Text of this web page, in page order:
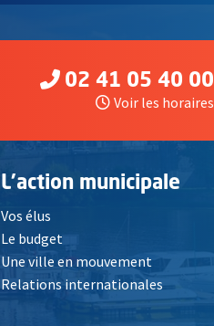
02 41 05 40 00
Voir les horaires
L'action municipale
Vos élus
Le budget
Une ville en mouvement
Relations internationales